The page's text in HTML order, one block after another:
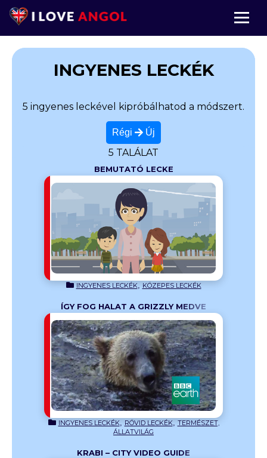
INGYENES LECKÉK
5 ingyenes leckével kipróbálhatod a módszert.
Régi Új
5 TALÁLAT
BEMUTATÓ LECKE
INGYENES LECKÉK, KÖZEPES LECKÉK
ÍGY FOG HALAT A GRIZZLY MEDVE
INGYENES LECKÉK, RÖVID LECKÉK, TERMÉSZET,
ÁLLATVILÁG
KRABI – CITY VIDEO GUIDE